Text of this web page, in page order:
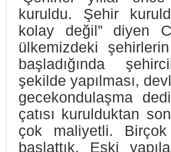
kuruldu. Şehir
kolay değil” diyen
ülkemizdeki
başladığında
şekilde yapılması,
gecekondulaşma
çatısı kurulduktan
çok maliyetli.
başlattık. Eski